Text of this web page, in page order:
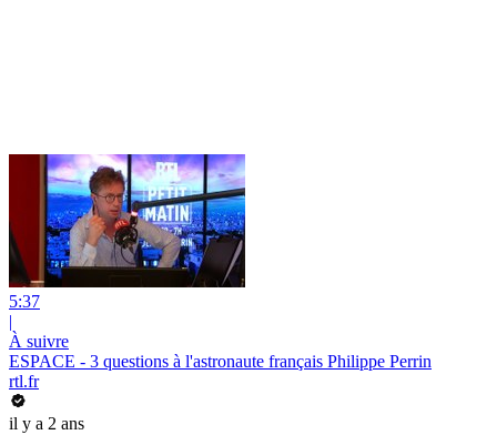
5:37
|
À suivre
ESPACE - 3 questions à l'astronaute français Philippe Perrin
rtl.fr
il y a 2 ans